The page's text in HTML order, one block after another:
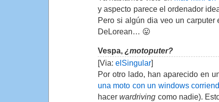
y aspecto parece el ordenador
Pero si algún dia veo un
DeLorean… 😛
Vespa, ¿motoputer?
[Via: elSingular]
Por otro lado, han aparecido en
una moto con un windows
hacerwardriving como nadie).